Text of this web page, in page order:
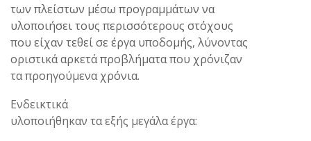
των πλείστων μέσω προγραμμάτων να
υλοποιήσει τους περισσότερους στόχους
που είχαν τεθεί σε έργα υποδομής, λύνοντας
οριστικά αρκετά προβλήματα που χρόνιζαν
τα προηγούμενα χρόνια.
Ενδεικτικά
υλοποιήθηκαν τα εξής μεγάλα έργα: